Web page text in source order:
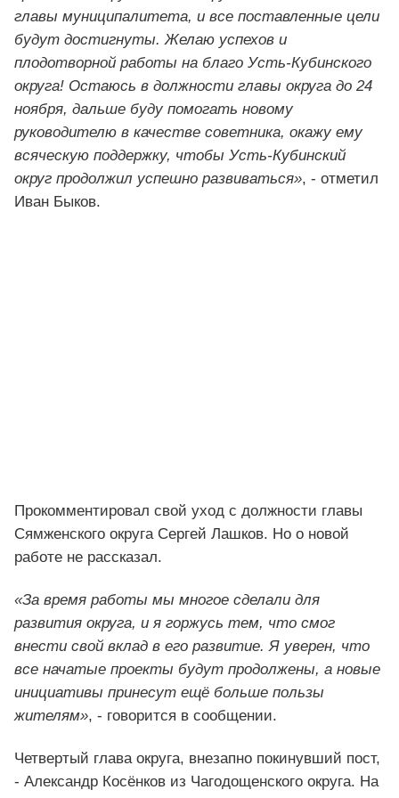
главы муниципалитета, и все поставленные цели
будут достигнуты. Желаю успехов и
плодотворной работы на благо Усть-Кубинского
округа! Остаюсь в должности главы округа до 24
ноября, дальше буду помогать новому
руководителю в качестве советника, окажу ему
всяческую поддержку, чтобы Усть-Кубинский
округ продолжил успешно развиваться», - отметил
Иван Быков.
Прокомментировал свой уход с должности главы
Сямженского округа Сергей Лашков. Но о новой
работе не рассказал.
«За время работы мы многое сделали для
развития округа, и я горжусь тем, что смог
внести свой вклад в его развитие. Я уверен, что
все начатые проекты будут продолжены, а новые
инициативы принесут ещё больше пользы
жителям», - говорится в сообщении.
Четвертый глава округа, внезапно покинувший пост,
- Александр Косёнков из Чагодощенского округа. На